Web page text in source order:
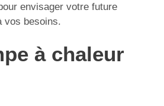
envisager votre future
vos besoins.
à chaleur